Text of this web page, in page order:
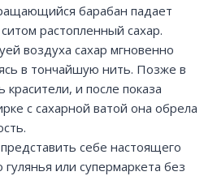
барабан падает
растопленный сахар.
воздуха сахар мгновенно
в тончайшую нить. Позже в
красители, и после показа
с сахарной ватой она обрела
себе настоящего
или супермаркета без